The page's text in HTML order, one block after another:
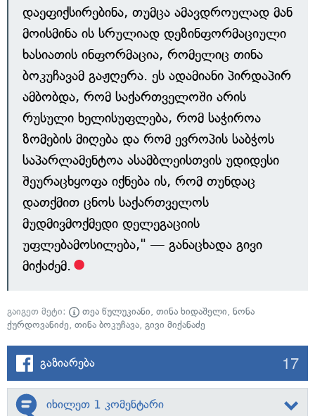
დაეფიქსირებინა, თუმცა ამავდროულად მან
მოისმინა ის სრულიად დეზინფორმაციული
ხასიათის ინფორმაცია, რომელიც თინა
ბოკუჩავამ გაჟღერა. ეს ადამიანი პირდაპირ
ამბობდა, რომ საქართველოში არის
რუსული ხელისუფლება, რომ საჭიროა
ზომების მიღება და რომ ევროპის საბჭოს
საპარლამენტოა ასამბლეისთვის უდიდესი
შეურაცხყოფა იქნება ის, რომ თუნდაც
დათქმით ცნოს საქართველოს
მუდმივმოქმედი დელეგაციის
უფლებამოსილება," — განაცხადა გივი
მიქაძემ.
გაიგეთ მეტი: თეა წულუკიანი, თინა ხიდაშელი, ნონა
ქურდოვანიძე, თინა ბოკუჩავა, გივი მიქანაძე
გაზიარება 17
იხილეთ 1 კომენტარი